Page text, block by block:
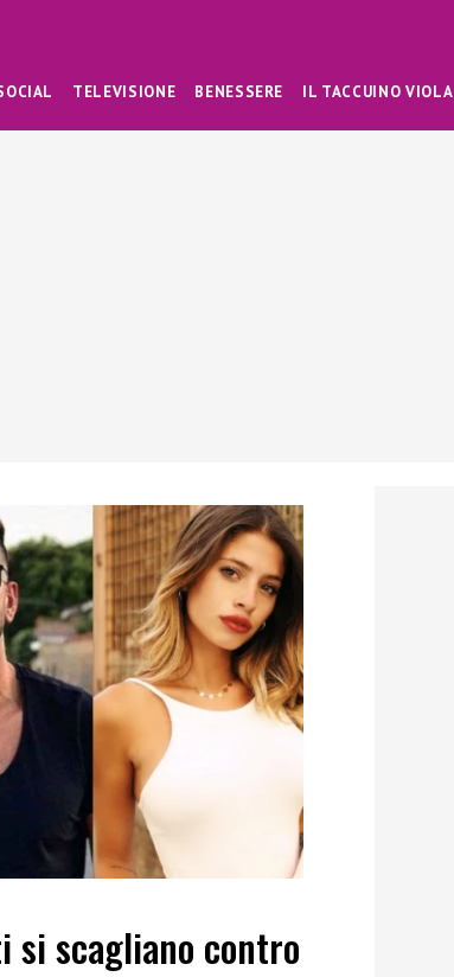
TELEVISIONE BENESSERE IL TACCUINO VIOLA
si scagliano contro